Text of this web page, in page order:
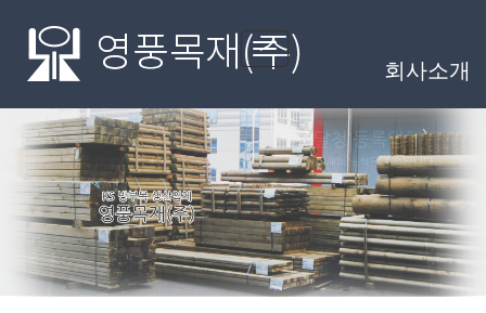
Toggle
navigation
회사소개